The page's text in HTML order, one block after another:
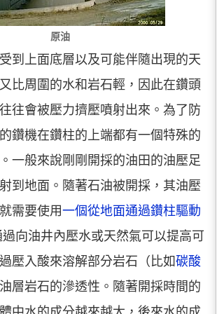
原油
到上面底層以及可能伴隨出現的天
比周圍的水和岩石輕，因此在鑽頭
往會被壓力擠壓噴射出來。為了防
鑽機在鑽柱的上端都有一個特殊的
一般來說剛剛開採的油田的油壓足
到地面。隨著石油被開採，其油壓
需要使用一個從地面通過鑽柱驅動
向油井內壓水或天然氣可以提高可
壓入酸來溶解部分岩石（比如碳酸
層岩石的滲透性。隨著開採時間的